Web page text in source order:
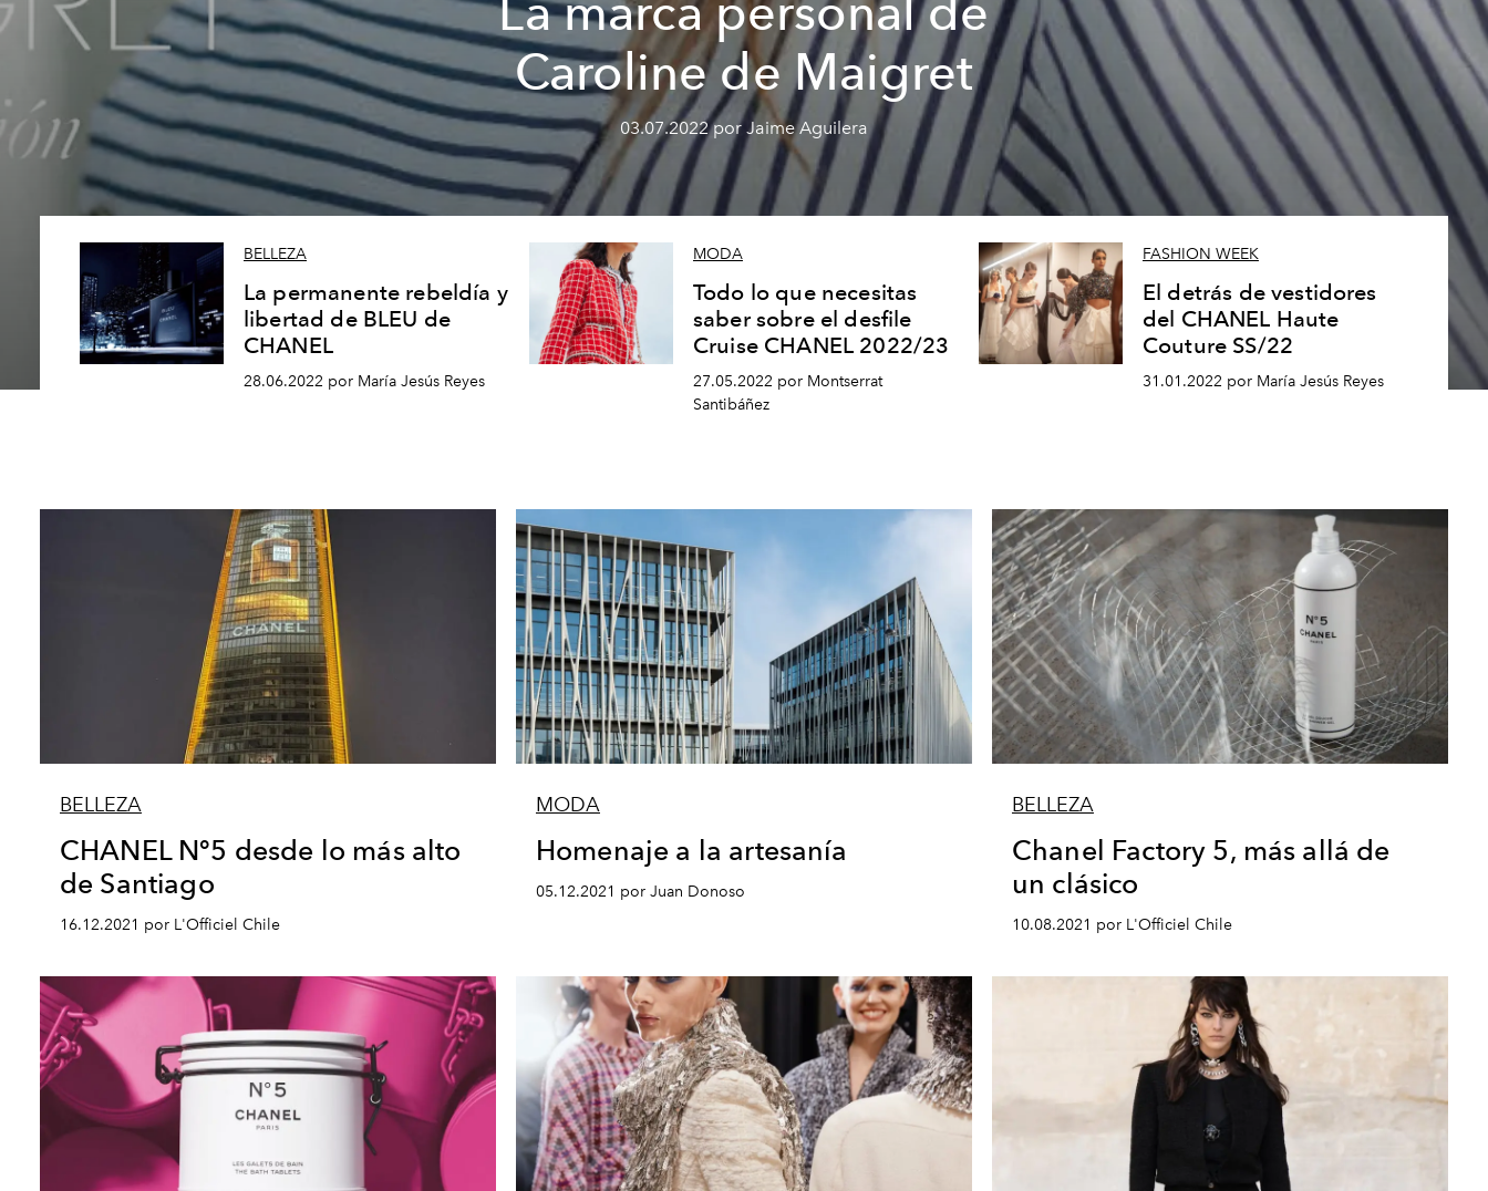
La marca personal de
Caroline de Maigret
03.07.2022 por Jaime Aguilera
BELLEZA
La permanente rebeldía y
libertad de BLEU de
CHANEL
28.06.2022 por María Jesús Reyes
MODA
Todo lo que necesitas
saber sobre el desfile
Cruise CHANEL 2022/23
27.05.2022 por Montserrat
Santibáñez
FASHION WEEK
El detrás de vestidores
del CHANEL Haute
Couture SS/22
31.01.2022 por María Jesús Reyes
BELLEZA
CHANEL Nº5 desde lo más alto
de Santiago
16.12.2021 por L'Officiel Chile
MODA
Homenaje a la artesanía
05.12.2021 por Juan Donoso
BELLEZA
Chanel Factory 5, más allá de
un clásico
10.08.2021 por L'Officiel Chile